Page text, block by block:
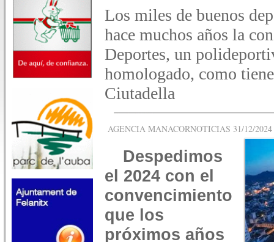
Los miles de buenos
hace muchos años la
Deportes, un
homologado, como
Ciutadella
AGENCIA MANACORNOTICIAS 31/12/
Despedimos
el 2024 con el
convencimiento
que los
próximos años